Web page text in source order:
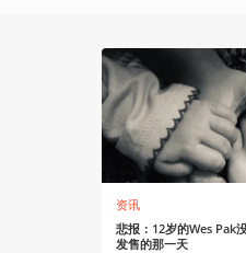
资讯
悲报：12岁的Wes Pak
发售的那一天